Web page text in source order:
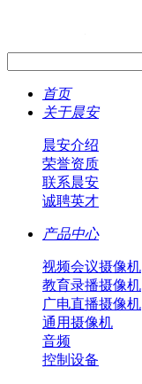
首页
关于晨安
晨安介绍
荣誉资质
联系晨安
诚聘英才
产品中心
视频会议摄像机
教育录播摄像机
广电直播摄像机
通用摄像机
音频
控制设备